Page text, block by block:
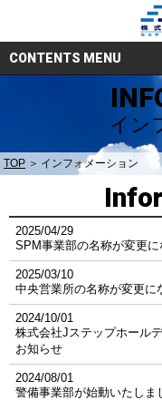
CONTENTS MENU
イン
TOP インフォメーション
2025/04/29
SPM事業部の名称が変更に
2025/03/10
中央営業所の名称が変更に
2024/10/01
株式会社Jステップホール
お知らせ
2024/08/01
警備事業部が始動いたしま